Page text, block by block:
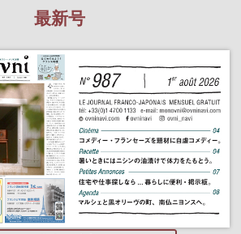
最新号